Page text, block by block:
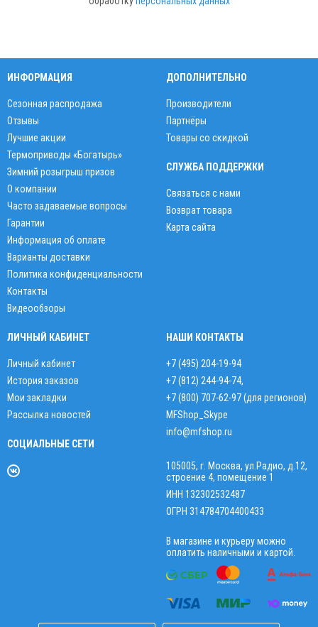
ИНФОРМАЦИЯ
Сезонная распродажа
Отзывы
Лучшие акции
Термоприводы «Богатырь»
Зимний розыгрыш призов
О компании
Часто задаваемые вопросы
Гарантии
Информация об оплате
Варианты доставки
Политика конфиденциальности
Контакты
Видеообзоры
ДОПОЛНИТЕЛЬНО
Производители
Партнёры
Товары со скидкой
СЛУЖБА ПОДДЕРЖКИ
Связаться с нами
Возврат товара
Карта сайта
ЛИЧНЫЙ КАБИНЕТ
Личный кабинет
История заказов
Мои закладки
Рассылка новостей
СОЦИАЛЬНЫЕ СЕТИ
НАШИ КОНТАКТЫ
+7 (495) 204-19-94
+7 (812) 244-94-74,
+7 (800) 707-62-97 (для регионов)
MFShop_Skype
info@mfshop.ru
105005, г. Москва, ул.Радио, д.12,
строение 4, помещение 1
ИНН 132302532487
ОГРН 314784704400433
В магазине и курьеру можно
оплатить наличными и картой.